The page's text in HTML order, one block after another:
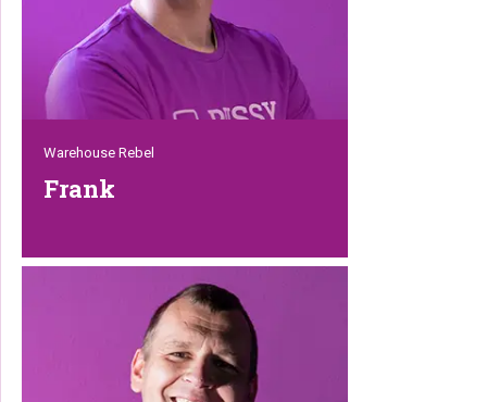
Warehouse Rebel
Frank
humoristische kant. Energiek en
oplettend verzorgt hij alle inkomende en
uitgaande goederen. Deze trotse vader
rent door het magazijn alsof het een
voetbalveld is. Hij is nog droger dan een
rol beschuit en loopt met een potje zout